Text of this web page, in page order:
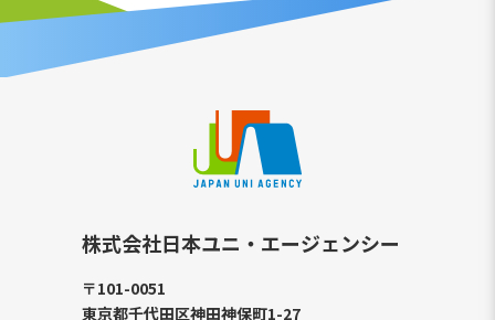
株式会社日本ユニ・エージェンシー
〒101-0051
東京都千代田区神田神保町1-27